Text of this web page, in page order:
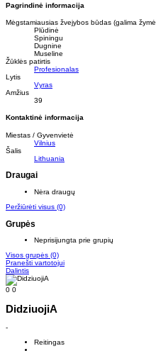
Pagrindinė informacija
Mėgstamiausias žvejybos būdas (galima
Plūdinė
Spiningu
Dugnine
Museline
Žūklės patirtis
Profesionalas
Lytis
Vyras
Amžius
39
Kontaktinė informacija
Miestas / Gyvenvietė
Vilnius
Šalis
Lithuania
Draugai
Nėra draugų
Peržiūrėti visus (0)
Grupės
Neprisijungta prie grupių
Visos grupės (0)
Pranešti vartotojui
Dalintis
0 0
DidziuojiA
-
Reitingas